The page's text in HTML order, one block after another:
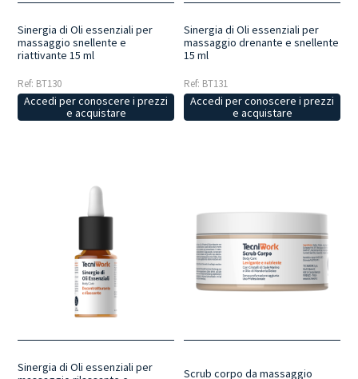
Sinergia di Oli essenziali per
massaggio snellente e
riattivante 15 ml
Ref: BT130
Accedi per conoscere i prezzi
e acquistare
Sinergia di Oli essenziali per
massaggio drenante e snellente
15 ml
Ref: BT131
Accedi per conoscere i prezzi
e acquistare
Sinergia di Oli essenziali per
Scrub corpo da massaggio